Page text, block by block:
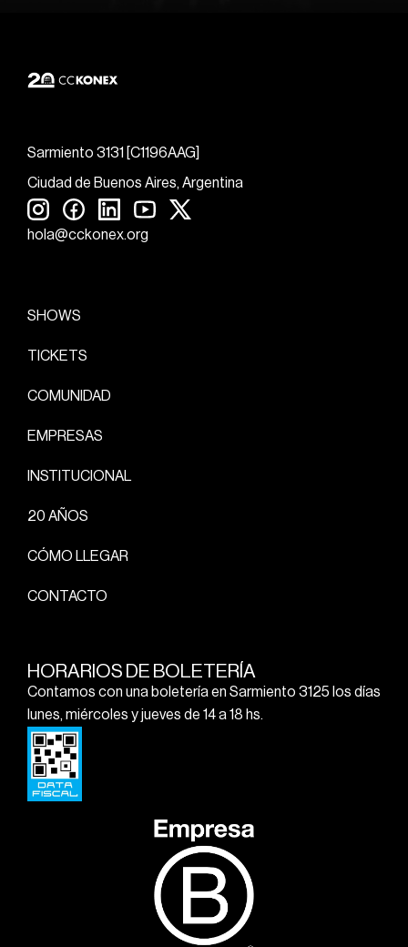
Sarmiento 3131 [C1196AAG]
Ciudad de Buenos Aires, Argentina
hola@cckonex.org
SHOWS
TICKETS
COMUNIDAD
EMPRESAS
INSTITUCIONAL
20 AÑOS
CÓMO LLEGAR
CONTACTO
HORARIOS DE BOLETERÍA
Contamos con una boletería en Sarmiento 3125 los días
lunes, miércoles y jueves de 14 a 18 hs.